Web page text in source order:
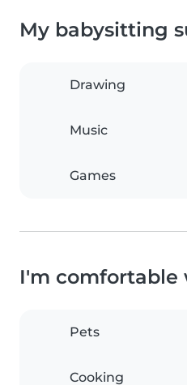
My babysitting
Drawing
Music
Games
I'm comfortable
Pets
Cooking